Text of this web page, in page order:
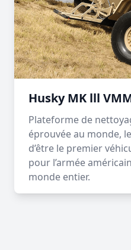
Husky MK lll
Plateforme de
éprouvée au monde,
d’être le premier
pour l’armée
monde entier.